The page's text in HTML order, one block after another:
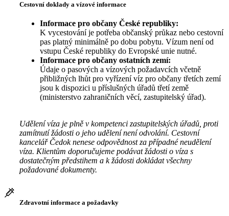
Cestovní doklady a vízové informace
Informace pro občany České republiky:
K vycestování je potřeba občanský průkaz nebo cestovní
pas platný minimálně po dobu pobytu. Vízum není od
vstupu České republiky do Evropské unie nutné.
Informace pro občany ostatních zemí:
Údaje o pasových a vízových požadavcích včetně
přibližných lhůt pro vyřízení víz pro občany třetích zemí
jsou k dispozici u příslušných úřadů třetí země
(ministerstvo zahraničních věcí, zastupitelský úřad).
Udělení víza je plně v kompetenci zastupitelských úřadů, proti
zamítnutí žádosti o jeho udělení není odvolání. Cestovní
kancelář Čedok nenese odpovědnost za případné neudělení
víza. Klientům doporučujeme podávat žádosti o víza s
dostatečným předstihem a k žádosti dokládat všechny
požadované dokumenty.
Zdravotní informace a požadavky